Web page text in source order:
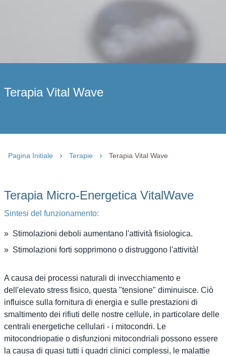
Terapia Vital Wave
Pagina Initiale Terapie Terapia Vital Wave
Terapia Micro-Energetica VitalWave
Sintesi del funzionamento:
Stimolazioni deboli aumentano l'attività fisiologica.
Stimolazioni forti sopprimono o distruggono l'attività!
A causa dei processi naturali di invecchiamento e
dell'elevato stress fisico, questa "tensione" diminuisce. Ciò
influisce sulla fornitura di energia e sulle prestazioni di
smaltimento dei rifiuti delle nostre cellule, in particolare delle
centrali energetiche cellulari - i mitocondri. Le
mitocondriopatie o disfunzioni mitocondriali possono essere
la causa di quasi tutti i quadri clinici complessi, le malattie